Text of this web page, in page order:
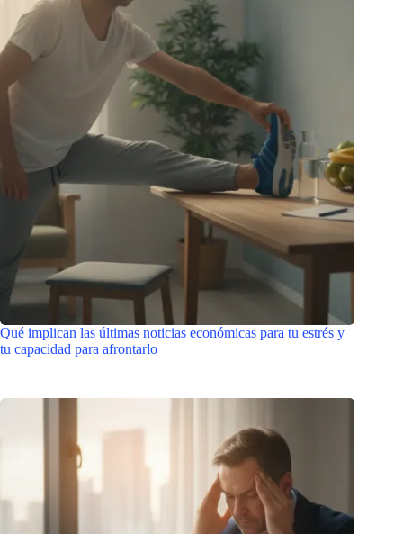
Qué implican las últimas noticias económicas para tu estrés y
tu capacidad para afrontarlo